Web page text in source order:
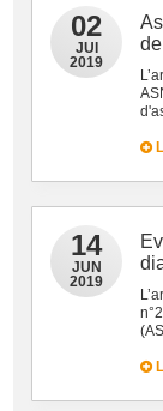
02
JUI
2019
14
JUN
2019